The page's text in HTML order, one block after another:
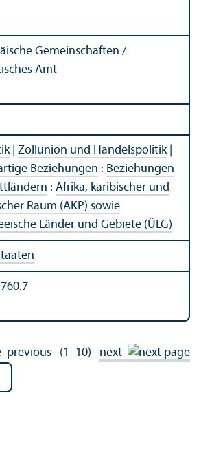
Gemeinschaften /
Amt
| Zollunion und Handelspolitik|
Beziehungen : Beziehungen
: Afrika, karibischer und
Raum (AKP) sowie
Länder und Gebiete (ÜLG)
previous (1–10) next